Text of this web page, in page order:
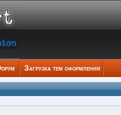
Загрузка тем оформления